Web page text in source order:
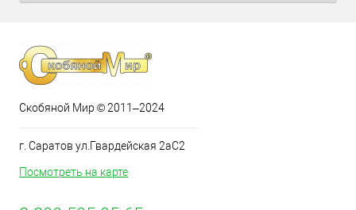
Скобяной Мир © 2011–2024
г. Саратов ул.Гвардейская 2аС2
Посмотреть на карте